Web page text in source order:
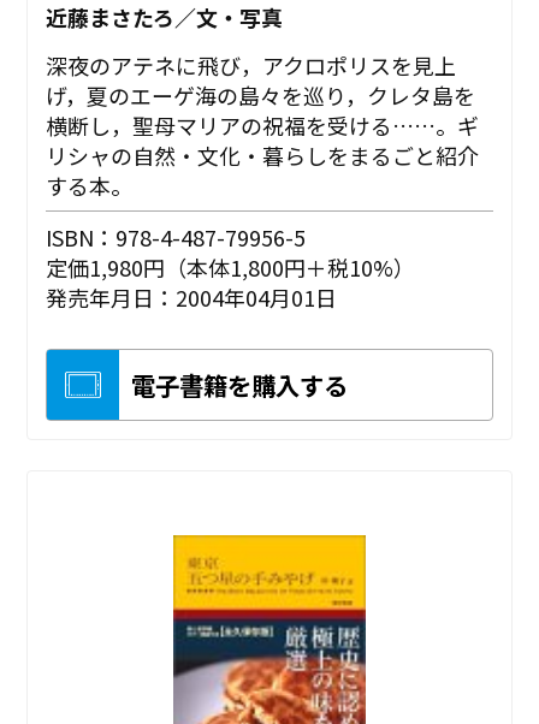
近藤まさたろ／文・写真
深夜のアテネに飛び，アクロポリスを見上
げ，夏のエーゲ海の島々を巡り，クレタ島を
横断し，聖母マリアの祝福を受ける……。ギ
リシャの自然・文化・暮らしをまるごと紹介
する本。
ISBN：978-4-487-79956-5
定価1,980円（本体1,800円＋税10%）
発売年月日：2004年04月01日
電子書籍を購入する